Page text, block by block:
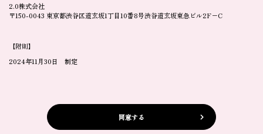
2.0株式会社
〒150-0043 東京都渋谷区道玄坂1丁目10番8号渋谷道玄坂東急ビル2F−C
【附則】
2024年11月30日 制定
同意する